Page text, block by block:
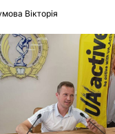
Вікторія